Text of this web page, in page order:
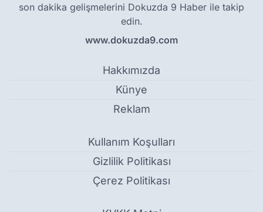
son dakika gelişmelerini Dokuzda 9 Haber ile takip
edin.
www.dokuzda9.com
Hakkımızda
Künye
Reklam
Kullanım Koşulları
Gizlilik Politikası
Çerez Politikası